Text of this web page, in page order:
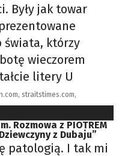
Były jak towar
świata, którzy
wieczorem
litery U
straitstimes.com,
Rozmowa z PIOTREM
z Dubaju”
patologią. I tak mi